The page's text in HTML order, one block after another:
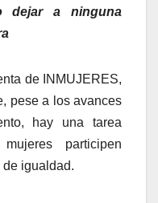
dejar a ninguna
de INMUJERES,
pese a los avances
hay una tarea
participen
igualdad.